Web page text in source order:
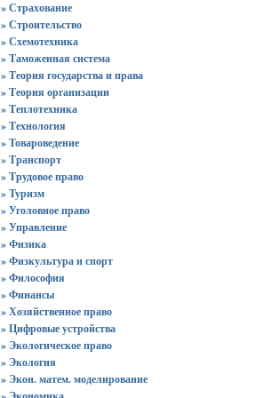
» Страхование
» Строительство
» Схемотехника
» Таможенная система
» Теория государства и права
» Теория организации
» Теплотехника
» Технология
» Товароведение
» Транспорт
» Трудовое право
» Туризм
» Уголовное право
» Управление
» Физика
» Физкультура и спорт
» Философия
» Финансы
» Хозяйственное право
» Цифровые устройства
» Экологическое право
» Экология
» Экон. матем. моделирование